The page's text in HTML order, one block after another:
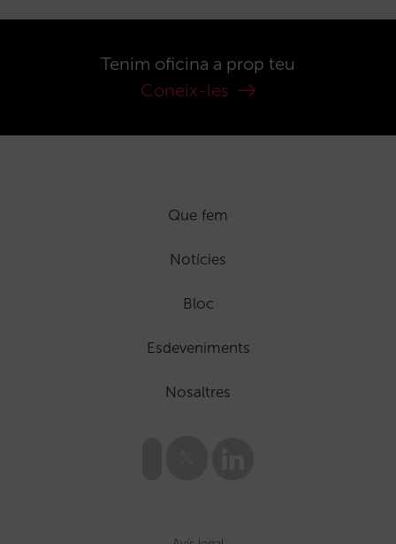
Tenim oficina a prop teu
Coneix-les
Que fem
Notícies
Bloc
Esdeveniments
Nosaltres